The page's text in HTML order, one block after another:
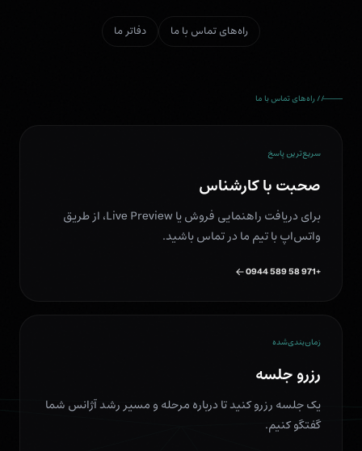
راه‌های تماس با ما دفاتر ما
// راه‌های تماس با ما
سریع‌ترین پاسخ
صحبت با کارشناس
برای دریافت راهنمایی فروش یا Live Preview، از طریق
واتس‌اپ با تیم ما در تماس باشید.
+971 58 589 0944
زمان‌بندی‌شده
رزرو جلسه
یک جلسه رزرو کنید تا درباره مرحله و مسیر رشد آژانس شما
گفتگو کنیم.